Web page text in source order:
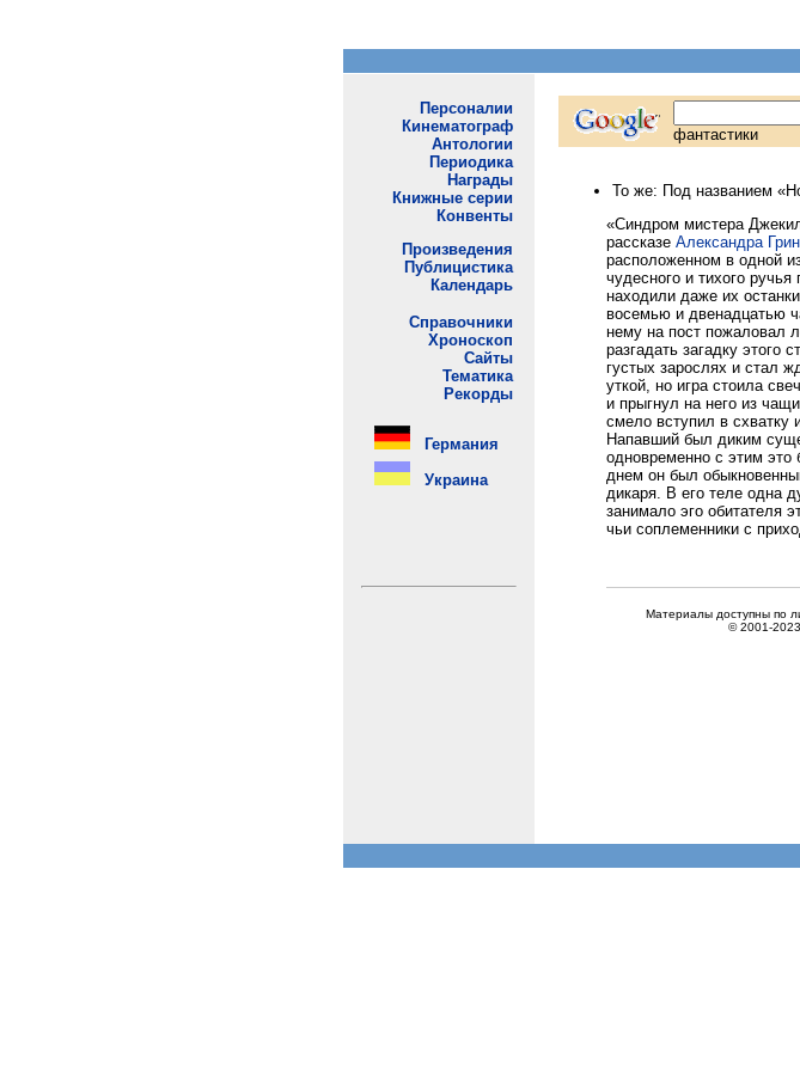
То же: Под названием
«Синдром мистера
рассказе Александра
расположенном в одной
чудесного и тихого
находили даже их
восемью и двенадцатью
нему на пост пожаловал
разгадать загадку этого
густых зарослях и стал
уткой, но игра стоила
и прыгнул на него из
смело вступил в схватку
Напавший был диким
одновременно с этим это
днем он был
дикаря. В его теле одна
занимало эго обитателя
чьи соплеменники с